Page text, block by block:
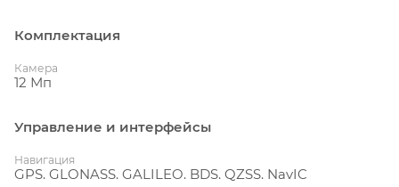
Комплектация
Камера
12 Мп
Управление и интерфейсы
Навигация
GPS. GLONASS. GALILEO. BDS. QZSS. NavIC